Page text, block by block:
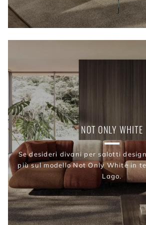
NOT ONLY WHITE
Se desideri divani per salotti
più sul modello Not Only White in
Lago.